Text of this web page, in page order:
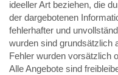
ideeller Art beziehen, die
der dargebotenen
fehlerhafter und
wurden sind grundsätzlich
Fehler wurden vorsätzlich
Alle Angebote sind